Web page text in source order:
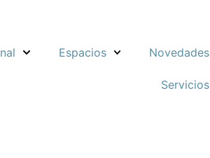
Espacios Novedades
Servicios